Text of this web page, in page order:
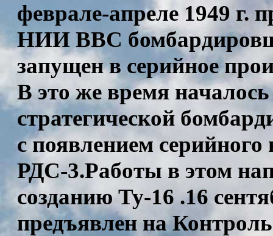
феврале-апреле 1949 г.
НИИ ВВС
запущен в серийное
В это же время
стратегической
с появлением
РДС-3.Работы в этом
созданию Ту-16 .16
предъявлен на